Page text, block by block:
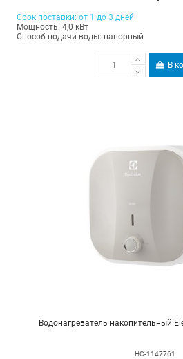
Срок поставки: от 1 до 3 дней
Мощность: 4,0 кВт
Способ подачи воды: напорный
В
Водонагреватель накопительный
НС-1147761